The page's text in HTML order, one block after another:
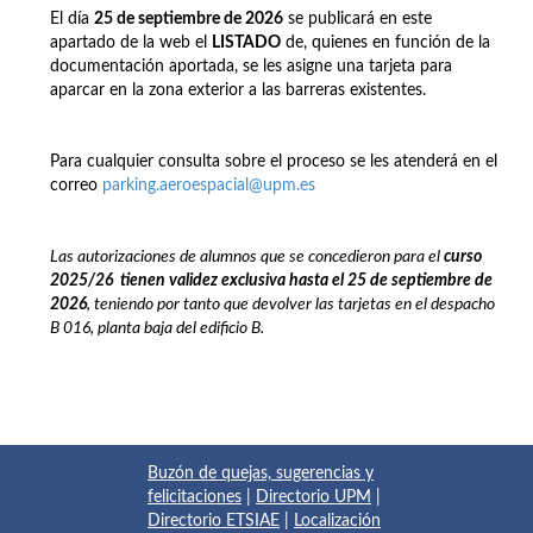
El día 25 de septiembre de 2026 se publicará en este
apartado de la web el
LISTADO de, quienes en función de la
documentación aportada, se les asigne una tarjeta para
aparcar en la zona exterior a las barreras existentes.
Para cualquier consulta sobre el proceso se les atenderá en el
correo parking.aeroespacial@upm.es
Las autorizaciones de alumnos que se concedieron para el curso
2025/26 tienen validez exclusiva hasta el 25 de septiembre de
2026, teniendo por tanto que devolver las tarjetas en el despacho
B 016, planta baja del edificio B.
Buzón de quejas, sugerencias y
felicitaciones
Directorio UPM
Directorio ETSIAE
Localización